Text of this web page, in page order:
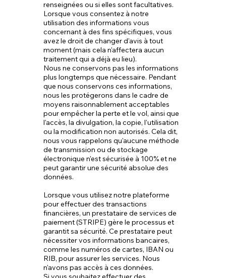
renseignées ou si elles sont facultatives. ​
Lorsque vous consentez à notre
utilisation des informations vous
concernant à des fins spécifiques, vous
avez le droit de changer d'avis à tout
moment (mais cela n'affectera aucun
traitement qui a déjà eu lieu).
Nous ne conservons pas les informations
plus longtemps que nécessaire. Pendant
que nous conservons ces informations,
nous les protégerons dans le cadre de
moyens raisonnablement acceptables
pour empêcher la perte et le vol, ainsi que
l'accès, la divulgation, la copie, l'utilisation
ou la modification non autorisés. Cela dit,
nous vous rappelons qu'aucune méthode
de transmission ou de stockage
électronique n'est sécurisée à 100% et ne
peut garantir une sécurité absolue des
données.
Lorsque vous utilisez notre plateforme
pour effectuer des transactions
financières, un prestataire de services de
paiement (STRIPE) gère le processus et
garantit sa sécurité. Ce prestataire peut
nécessiter vos informations bancaires,
comme les numéros de cartes, IBAN ou
RIB, pour assurer les services. Nous
n'avons pas accès à ces données.